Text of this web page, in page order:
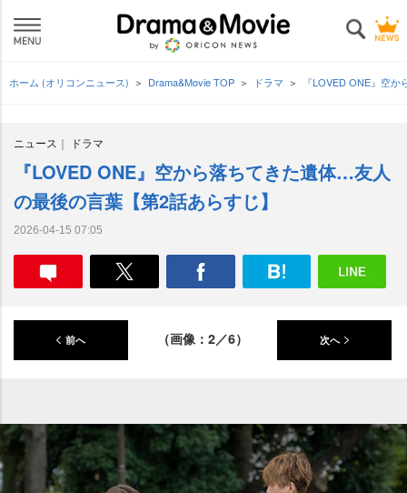
ホーム (オリコンニュース) Drama&Movie TOP ドラマ 『LOVED ONE』空
ニュース ドラマ
『LOVED ONE』空から落ちてきた遺体…友人
の最後の言葉【第2話あらすじ】
2026-04-15 07:05
前へ （画像：2／6） 次へ